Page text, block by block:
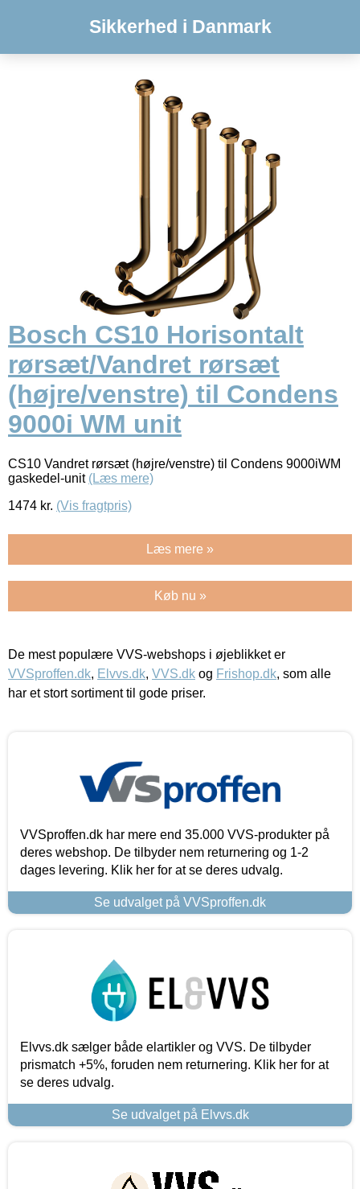
Sikkerhed i Danmark
Bosch CS10 Horisontalt
rørsæt/Vandret rørsæt
(højre/venstre) til Condens
9000i WM unit
CS10 Vandret rørsæt (højre/venstre) til Condens 9000iWM
gaskedel-unit (Læs mere)
1474 kr. (Vis fragtpris)
Læs mere »
Køb nu »
De mest populære VVS-webshops i øjeblikket er
VVSproffen.dk, Elvvs.dk, VVS.dk og Frishop.dk, som alle
har et stort sortiment til gode priser.
VVSproffen.dk har mere end 35.000 VVS-produkter på
deres webshop. De tilbyder nem returnering og 1-2
dages levering. Klik her for at se deres udvalg.
Se udvalget på VVSproffen.dk
Elvvs.dk sælger både elartikler og VVS. De tilbyder
prismatch +5%, foruden nem returnering. Klik her for at
se deres udvalg.
Se udvalget på Elvvs.dk